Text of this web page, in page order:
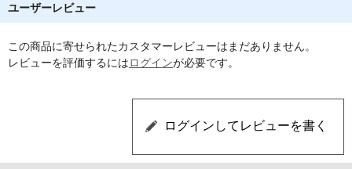
ユーザーレビュー
この商品に寄せられたカスタマーレビューはまだありません。
レビューを評価するにはログインが必要です。